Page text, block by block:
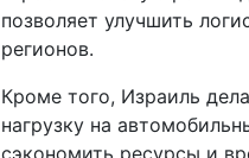
позволяет улучшить
регионов.
Кроме того, Израиль
нагрузку на
сэкономить ресурсы и